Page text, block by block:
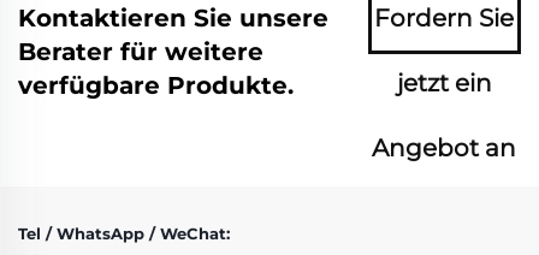
Kontaktieren Sie unsere
Berater für weitere
verfügbare Produkte.
Fordern Sie
jetzt ein
Angebot an
Tel / WhatsApp / WeChat: